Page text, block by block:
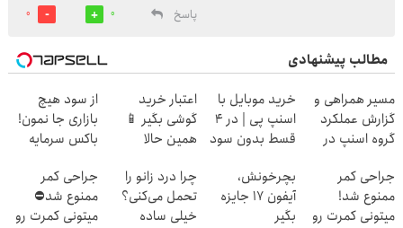
پاسخ 0
0
مطالب پیشنهادی
مسیر همراهی و
گزارش عملکرد
گروه اسنپ در
خرید موبایل با
اسنپ پی | در ۴
قسط بدون سود
اعتبار خرید
گوشی بگیر 📱
همین حالا
بده 🎯
از سود هیچ
بازاری جا نمون!
باکس سرمایه
جراحی کمر
ممنوع شد!
میتونی کمرت رو
بچرخونش،
آیفون 17 جایزه
بگیر
چرا درد زانو را
تحمل می‌کنی؟
خیلی ساده
جراحی کمر
ممنوع شد⛔
میتونی کمرت رو